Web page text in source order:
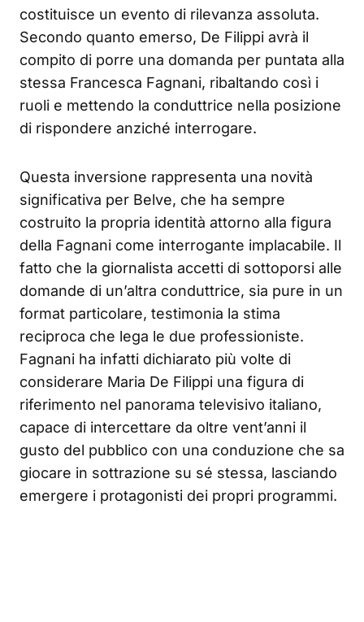
costituisce un evento di rilevanza assoluta.
Secondo quanto emerso, De Filippi avrà il
compito di porre una domanda per puntata alla
stessa Francesca Fagnani, ribaltando così i
ruoli e mettendo la conduttrice nella posizione
di rispondere anziché interrogare.
Questa inversione rappresenta una novità
significativa per Belve, che ha sempre
costruito la propria identità attorno alla figura
della Fagnani come interrogante implacabile. Il
fatto che la giornalista accetti di sottoporsi alle
domande di un’altra conduttrice, sia pure in un
format particolare, testimonia la stima
reciproca che lega le due professioniste.
Fagnani ha infatti dichiarato più volte di
considerare Maria De Filippi una figura di
riferimento nel panorama televisivo italiano,
capace di intercettare da oltre vent’anni il
gusto del pubblico con una conduzione che sa
giocare in sottrazione su sé stessa, lasciando
emergere i protagonisti dei propri programmi.